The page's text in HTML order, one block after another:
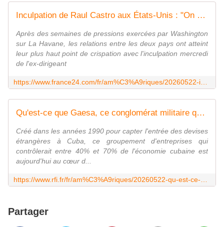
Inculpation de Raul Castro aux États-Unis : "On voit un gouvernement cubain sur la défensive"
Après des semaines de pressions exercées par Washington
sur La Havane, les relations entre les deux pays ont atteint
leur plus haut point de crispation avec l'inculpation mercredi
de l'ex-dirigeant
Qu'est-ce que Gaesa, ce conglomérat militaire qui a fait main basse sur l'économie cubaine?
Créé dans les années 1990 pour capter l'entrée des devises
étrangères à Cuba, ce groupement d'entreprises qui
contrôlerait entre 40% et 70% de l'économie cubaine est
aujourd'hui au cœur d...
Partager